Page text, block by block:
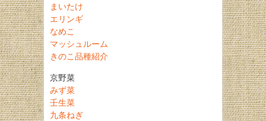
まいたけ
エリンギ
なめこ
マッシュルーム
きのこ品種紹介
京野菜
みず菜
壬生菜
九条ねぎ